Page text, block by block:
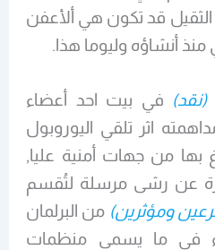
قد تكون هي ألأعفن
منذ أنشاؤه وليوما هذا.
(نقد) في بيت احد أعضاء
اثر تلقي اليوروبول
بها من جهات أمنية عليا,
عن رشى مرسلة لتُقسم
ومؤثرين) من البرلمان
في ما يسمى منظمات